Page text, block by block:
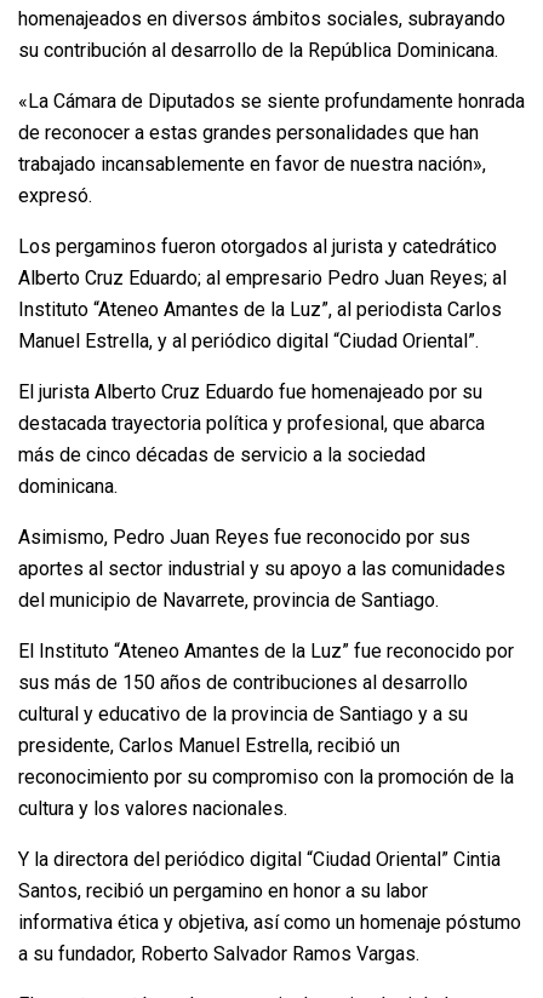
homenajeados en diversos ámbitos sociales, subrayando
su contribución al desarrollo de la República Dominicana.
«La Cámara de Diputados se siente profundamente honrada
de reconocer a estas grandes personalidades que han
trabajado incansablemente en favor de nuestra nación»,
expresó.
Los pergaminos fueron otorgados al jurista y catedrático
Alberto Cruz Eduardo; al empresario Pedro Juan Reyes; al
Instituto “Ateneo Amantes de la Luz”, al periodista Carlos
Manuel Estrella, y al periódico digital “Ciudad Oriental”.
El jurista Alberto Cruz Eduardo fue homenajeado por su
destacada trayectoria política y profesional, que abarca
más de cinco décadas de servicio a la sociedad
dominicana.
Asimismo, Pedro Juan Reyes fue reconocido por sus
aportes al sector industrial y su apoyo a las comunidades
del municipio de Navarrete, provincia de Santiago.
El Instituto “Ateneo Amantes de la Luz” fue reconocido por
sus más de 150 años de contribuciones al desarrollo
cultural y educativo de la provincia de Santiago y a su
presidente, Carlos Manuel Estrella, recibió un
reconocimiento por su compromiso con la promoción de la
cultura y los valores nacionales.
Y la directora del periódico digital “Ciudad Oriental” Cintia
Santos, recibió un pergamino en honor a su labor
informativa ética y objetiva, así como un homenaje póstumo
a su fundador, Roberto Salvador Ramos Vargas.